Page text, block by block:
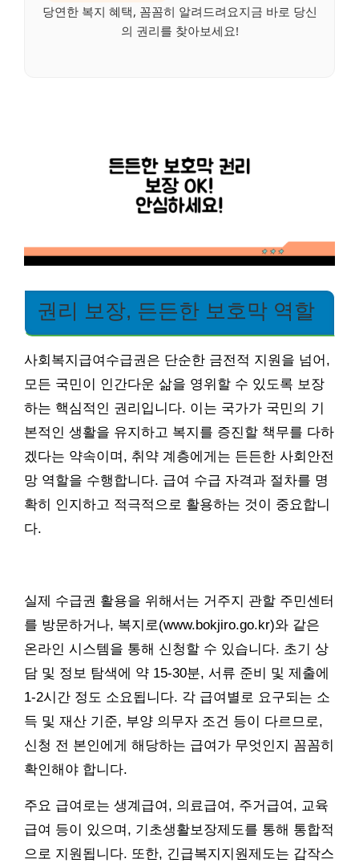
당연한 복지 혜택, 꼼꼼히 알려드려요지금 바로 당신
의 권리를 찾아보세요!
권리 보장, 든든한 보호막 역할
사회복지급여수급권은 단순한 금전적 지원을 넘어,
모든 국민이 인간다운 삶을 영위할 수 있도록 보장
하는 핵심적인 권리입니다. 이는 국가가 국민의 기
본적인 생활을 유지하고 복지를 증진할 책무를 다하
겠다는 약속이며, 취약 계층에게는 든든한 사회안전
망 역할을 수행합니다. 급여 수급 자격과 절차를 명
확히 인지하고 적극적으로 활용하는 것이 중요합니
다.
실제 수급권 활용을 위해서는 거주지 관할 주민센터
를 방문하거나, 복지로(www.bokjiro.go.kr)와 같은
온라인 시스템을 통해 신청할 수 있습니다. 초기 상
담 및 정보 탐색에 약 15-30분, 서류 준비 및 제출에
1-2시간 정도 소요됩니다. 각 급여별로 요구되는 소
득 및 재산 기준, 부양 의무자 조건 등이 다르므로,
신청 전 본인에게 해당하는 급여가 무엇인지 꼼꼼히
확인해야 합니다.
주요 급여로는 생계급여, 의료급여, 주거급여, 교육
급여 등이 있으며, 기초생활보장제도를 통해 통합적
으로 지원됩니다. 또한, 긴급복지지원제도는 갑작스